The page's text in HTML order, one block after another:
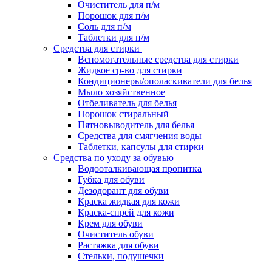
Очиститель для п/м
Порошок для п/м
Соль для п/м
Таблетки для п/м
Средства для стирки
Вспомогательные средства для стирки
Жидкое ср-во для стирки
Кондиционеры/ополаскиватели для белья
Мыло хозяйственное
Отбеливатель для белья
Порошок стиральный
Пятновыводитель для белья
Средства для смягчения воды
Таблетки, капсулы для стирки
Средства по уходу за обувью
Водооталкивающая пропитка
Губка для обуви
Дезодорант для обуви
Краска жидкая для кожи
Краска-спрей для кожи
Крем для обуви
Очиститель обуви
Растяжка для обуви
Стельки, подушечки